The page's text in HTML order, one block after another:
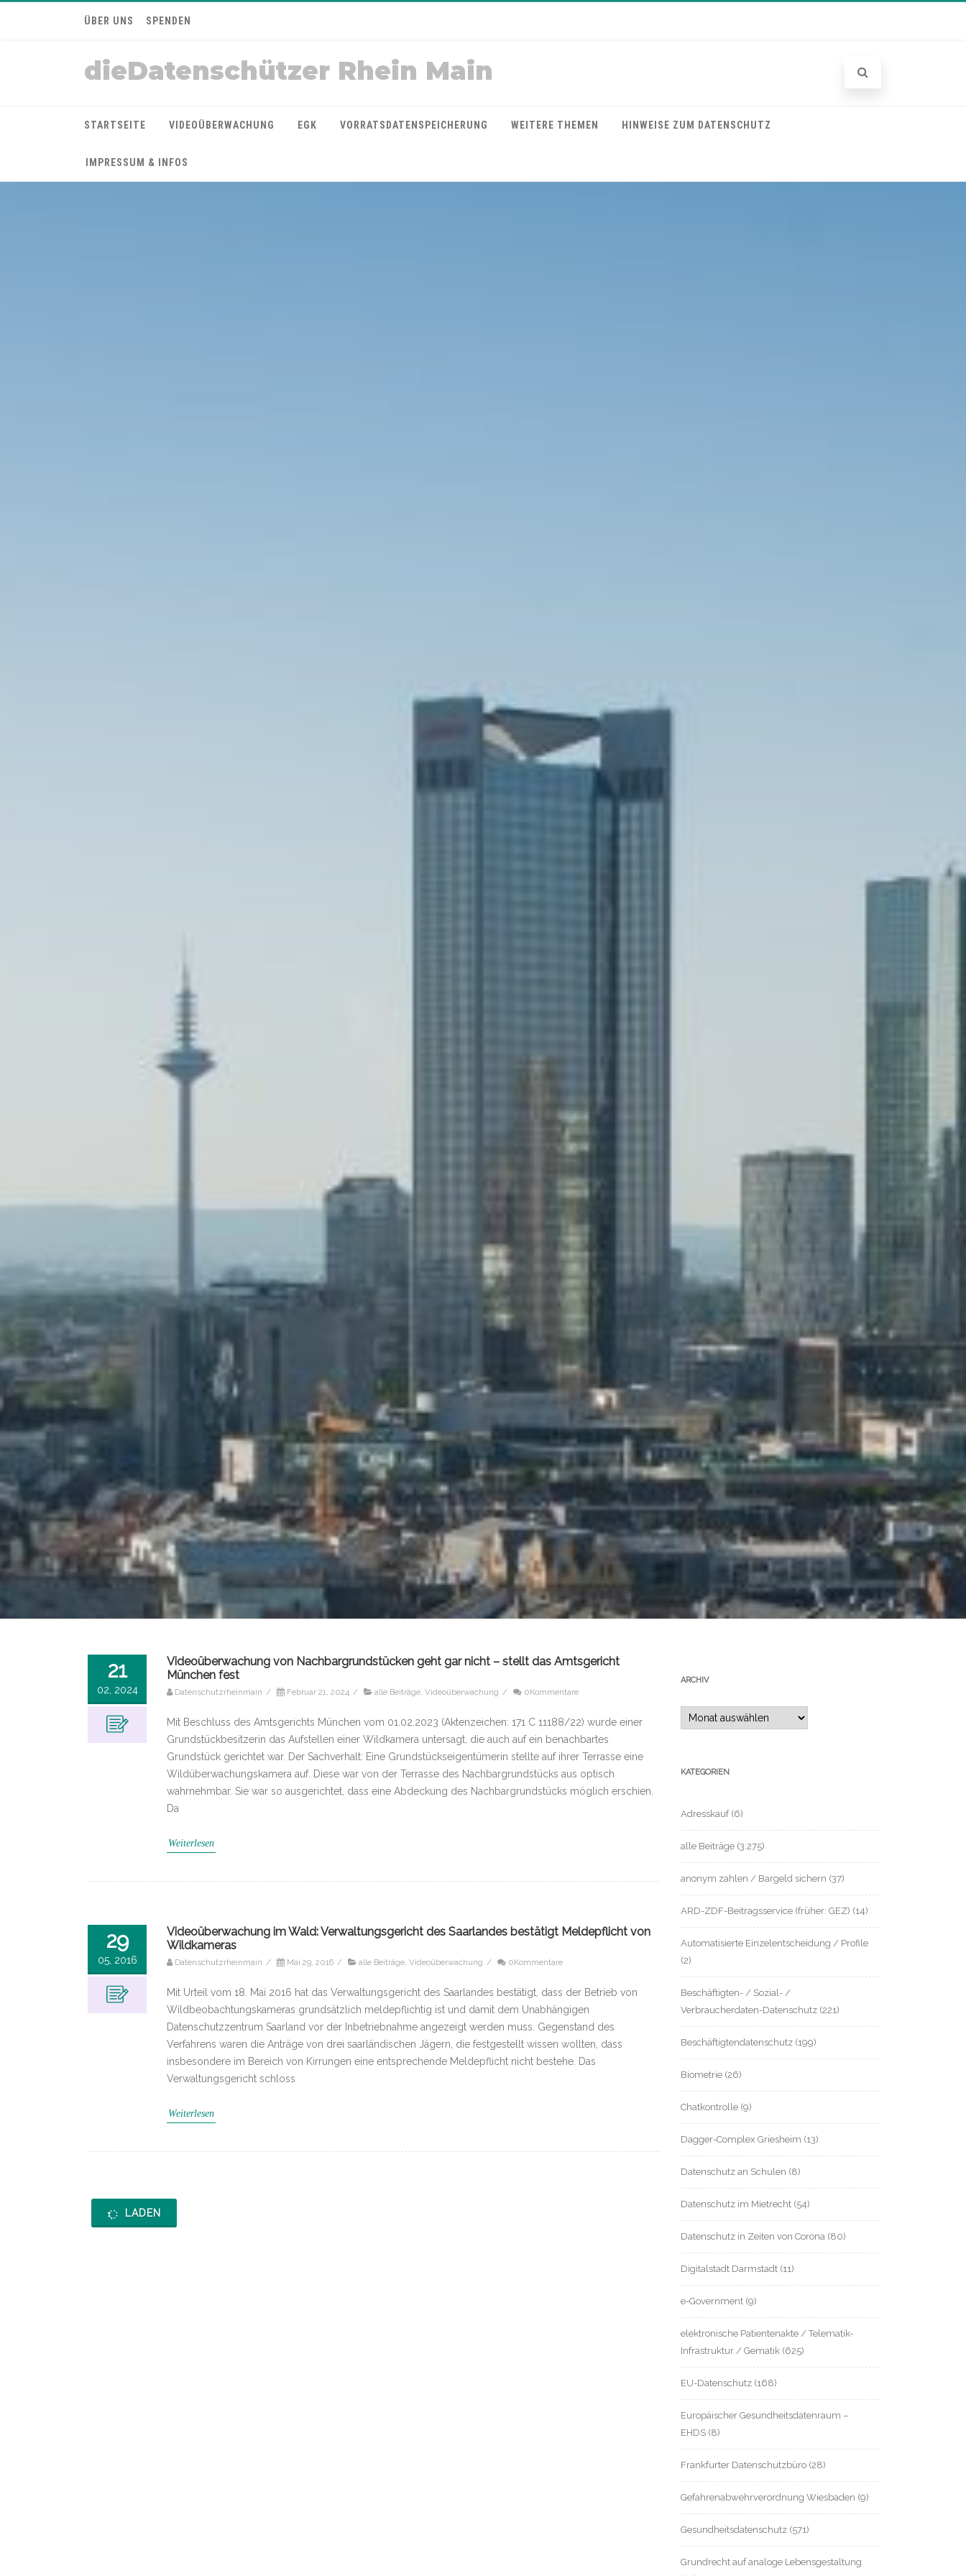
ÜBER UNS SPENDEN
dieDatenschützer Rhein Main
STARTSEITE VIDEOÜBERWACHUNG EGK VORRATSDATENSPEICHERUNG WEITERE THEMEN HINWEISE ZUM DATENSCHUTZ
IMPRESSUM & INFOS
21
02, 2024
Videoüberwachung von Nachbargrundstücken geht gar nicht – stellt das Amtsgericht
München fest
Datenschutzrheinmain / Februar 21, 2024 / alle Beiträge Videoüberwachung / 0Kommentare
Mit Beschluss des Amtsgerichts München vom 01.02.2023 (Aktenzeichen: 171 C 11188/22) wurde einer
Grundstückbesitzerin das Aufstellen einer Wildkamera untersagt, die auch auf ein benachbartes
Grundstück gerichtet war. Der Sachverhalt: Eine Grundstückseigentümerin stellte auf ihrer Terrasse eine
Wildüberwachungskamera auf. Diese war von der Terrasse des Nachbargrundstücks aus optisch
wahrnehmbar. Sie war so ausgerichtet, dass eine Abdeckung des Nachbargrundstücks möglich erschien.
Da
Weiterlesen
29
05, 2016
Videoüberwachung im Wald: Verwaltungsgericht des Saarlandes bestätigt Meldepflicht von
Wildkameras
Datenschutzrheinmain / Mai 29, 2016 / alle Beiträge Videoüberwachung / 0Kommentare
Mit Urteil vom 18. Mai 2016 hat das Verwaltungsgericht des Saarlandes bestätigt, dass der Betrieb von
Wildbeobachtungskameras grundsätzlich meldepflichtig ist und damit dem Unabhängigen
Datenschutzzentrum Saarland vor der Inbetriebnahme angezeigt werden muss. Gegenstand des
Verfahrens waren die Anträge von drei saarländischen Jägern, die festgestellt wissen wollten, dass
insbesondere im Bereich von Kirrungen eine entsprechende Meldepflicht nicht bestehe. Das
Verwaltungsgericht schloss
Weiterlesen
LADEN
ARCHIV
Archiv
KATEGORIEN
Adresskauf(6)
alle Beiträge (3.275)
anonym zahlen / Bargeld sichern (37)
ARD-ZDF-Beitragsservice (früher: GEZ) (14)
Automatisierte Einzelentscheidung / Profile
(2)
Beschäftigten- / Sozial- /
Verbraucherdaten-Datenschutz (221)
Beschäftigtendatenschutz (199)
Biometrie (26)
Chatkontrolle (9)
Dagger-Complex Griesheim (13)
Datenschutz an Schulen (8)
Datenschutz im Mietrecht (54)
Datenschutz in Zeiten von Corona (80)
Digitalstadt Darmstadt (11)
e-Government (9)
elektronische Patientenakte / Telematik-
Infrastruktur / Gematik (625)
EU-Datenschutz (168)
Europäischer Gesundheitsdatenraum –
EHDS (8)
Frankfurter Datenschutzbüro (28)
Gefahrenabwehrverordnung Wiesbaden (9)
Gesundheitsdatenschutz (571)
Grundrecht auf analoge Lebensgestaltung